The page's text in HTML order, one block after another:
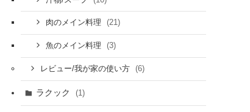
肉のメイン料理 (21)
魚のメイン料理 (3)
レビュー/我が家の使い方 (6)
ラクック (1)